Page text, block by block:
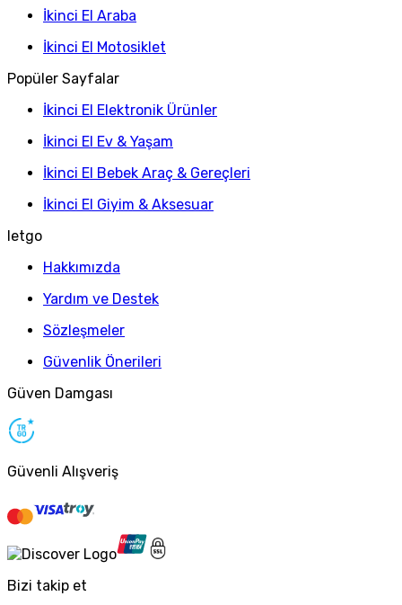
İkinci El Araba
İkinci El Motosiklet
Popüler Sayfalar
İkinci El Elektronik Ürünler
İkinci El Ev & Yaşam
İkinci El Bebek Araç & Gereçleri
İkinci El Giyim & Aksesuar
letgo
Hakkımızda
Yardım ve Destek
Sözleşmeler
Güvenlik Önerileri
Güven Damgası
Güvenli Alışveriş
Bizi takip et